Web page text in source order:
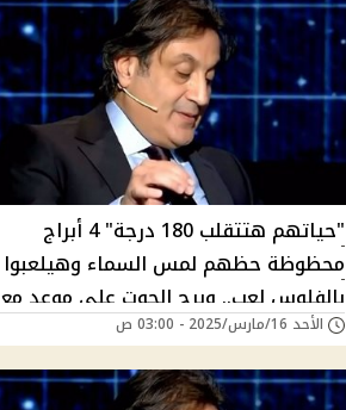
"حياتهم هتتقلب 180 درجة" 4 أبراج
محظوظة حظهم لمس السماء وهيلعبوا
بالفلوس لعب.. وبرج الحوت على موعد مع
رزق وفير وفقًا لـ توقعات ميشال حايك
الأحد 16/مارس/2025 - 03:00 ص